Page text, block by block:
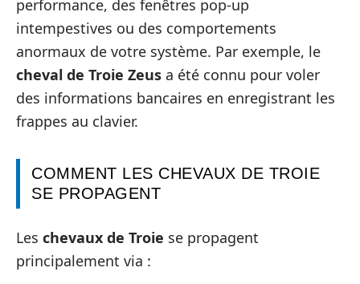
performance, des fenêtres pop-up
intempestives ou des comportements
anormaux de votre système. Par exemple, le
cheval de Troie Zeus a été connu pour voler
des informations bancaires en enregistrant les
frappes au clavier.
COMMENT LES CHEVAUX DE TROIE
SE PROPAGENT
Les chevaux de Troie se propagent
principalement via :